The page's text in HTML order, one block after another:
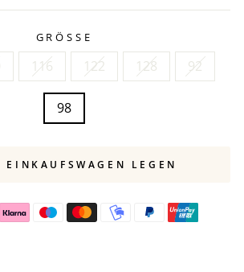
GRÖSSE
116 122 128 92
98
LEGEN